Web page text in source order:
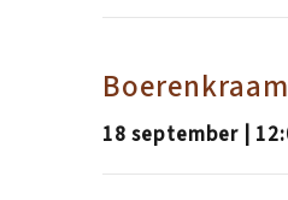
18 september |